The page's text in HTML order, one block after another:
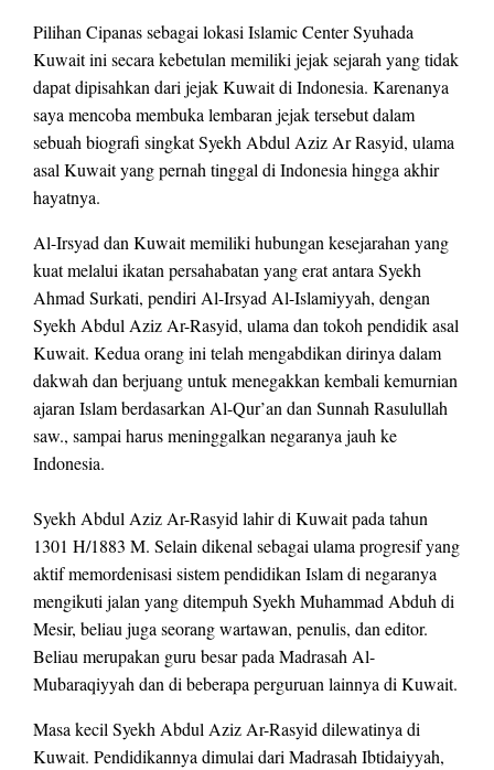
Pilihan Cipanas sebagai lokasi Islamic Center Syuhada
Kuwait ini secara kebetulan memiliki jejak sejarah yang tidak
dapat dipisahkan dari jejak Kuwait di Indonesia. Karenanya
saya mencoba membuka lembaran jejak tersebut dalam
sebuah biografi singkat Syekh Abdul Aziz Ar Rasyid, ulama
asal Kuwait yang pernah tinggal di Indonesia hingga akhir
hayatnya.
Al-Irsyad dan Kuwait memiliki hubungan kesejarahan yang
kuat melalui ikatan persahabatan yang erat antara Syekh
Ahmad Surkati, pendiri Al-Irsyad Al-Islamiyyah, dengan
Syekh Abdul Aziz Ar-Rasyid, ulama dan tokoh pendidik asal
Kuwait. Kedua orang ini telah mengabdikan dirinya dalam
dakwah dan berjuang untuk menegakkan kembali kemurnian
ajaran Islam berdasarkan Al-Qur’an dan Sunnah Rasulullah
saw., sampai harus meninggalkan negaranya jauh ke
Indonesia.
Syekh Abdul Aziz Ar-Rasyid lahir di Kuwait pada tahun
1301 H/1883 M. Selain dikenal sebagai ulama progresif yang
aktif memordenisasi sistem pendidikan Islam di negaranya
mengikuti jalan yang ditempuh Syekh Muhammad Abduh di
Mesir, beliau juga seorang wartawan, penulis, dan editor.
Beliau merupakan guru besar pada Madrasah Al-
Mubaraqiyyah dan di beberapa perguruan lainnya di Kuwait.
Masa kecil Syekh Abdul Aziz Ar-Rasyid dilewatinya di
Kuwait. Pendidikannya dimulai dari Madrasah Ibtidaiyyah,